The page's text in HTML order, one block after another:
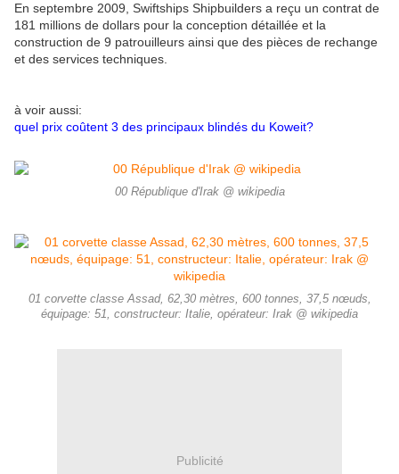
En septembre 2009, Swiftships Shipbuilders a reçu un contrat de
181 millions de dollars pour la conception détaillée et la
construction de 9 patrouilleurs ainsi que des pièces de rechange
et des services techniques.
à voir aussi:
quel prix coûtent 3 des principaux blindés du Koweit?
00 République d'Irak @ wikipedia
01 corvette classe Assad, 62,30 mètres, 600 tonnes, 37,5 nœuds,
équipage: 51, constructeur: Italie, opérateur: Irak @ wikipedia
Publicité